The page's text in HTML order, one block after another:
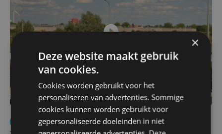
Nieuws Update
za 1 augustus | 17:21
×
Deze website maakt gebruik
van cookies.
Cookies worden gebruikt voor het
personaliseren van advertenties. Sommige
cookies kunnen worden gebruikt voor
gepersonaliseerde doeleinden in niet